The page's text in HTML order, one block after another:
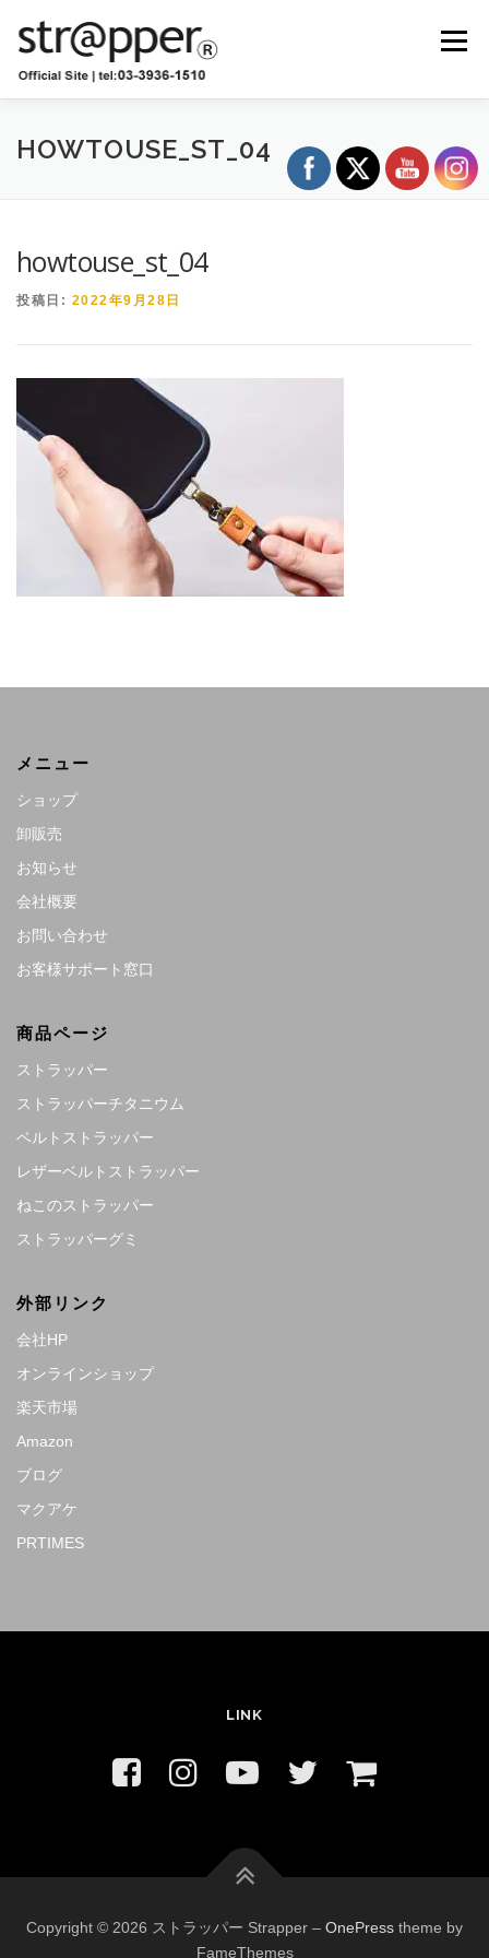
ツ
メニュー
ショップ 卸販売 お知らせ
HOWTOUSE_ST_04
howtouse_st_04
投稿日: 2022年9月28日
メニュー
ショップ
卸販売
お知らせ
会社概要
お問い合わせ
お客様サポート窓口
商品ページ
ストラッパー
ストラッパーチタニウム
ベルトストラッパー
レザーベルトストラッパー
ねこのストラッパー
ストラッパーグミ
外部リンク
会社HP
オンラインショップ
楽天市場
Amazon
ブログ
マクアケ
PRTIMES
LINK
Copyright © 2026 ストラッパー Strapper – OnePress theme by
FameThemes